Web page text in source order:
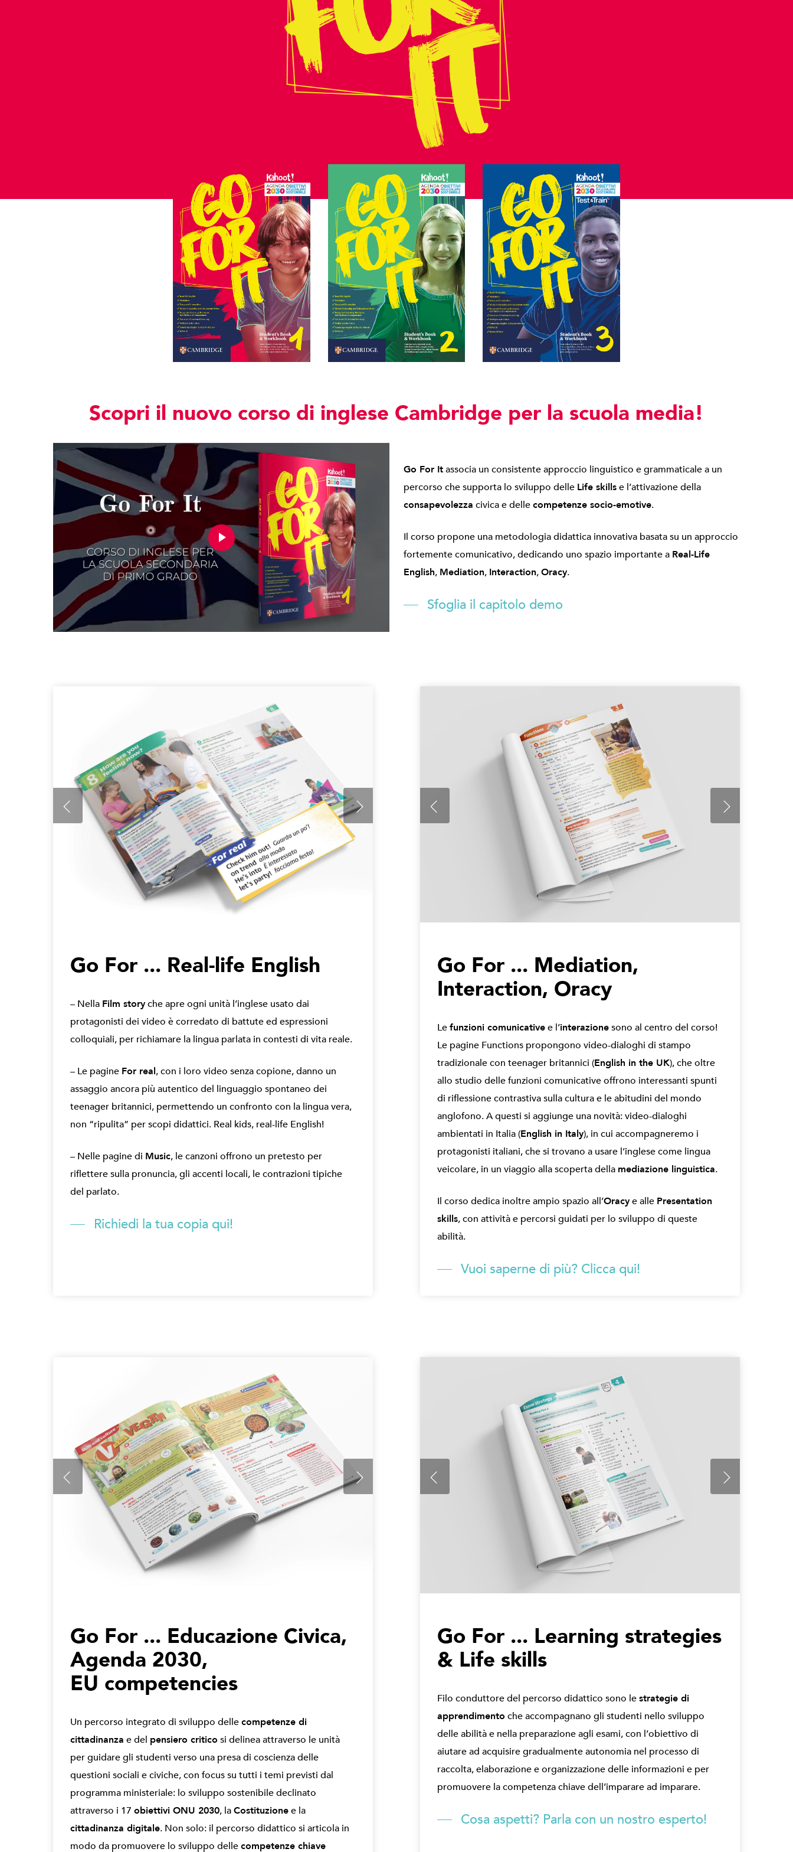
Scopri il nuovo corso di inglese Cambridge per la scuola media!
Play
Video
Go For Itassocia un consistente approccio linguistico e grammaticale a un
percorso che supporta lo sviluppo delle Life skillse l’attivazione della
consapevolezza civica e dellecompetenze socio-emotive.
Il corso propone una metodologia didattica innovativa basata su un approccio
fortemente comunicativo, dedicando uno spazio importante a Real-Life
English, Mediation, Interaction,Oracy.
Sfoglia il capitolo demo
Go For ... Real-life English
– Nella Film storyche apre ogni unità l’inglese usato dai
protagonisti dei video è corredato di battute ed espressioni
colloquiali, per richiamare la lingua parlata in contesti di vita reale.
– Le pagine For real, con i loro video senza copione, danno un
assaggio ancora più autentico del linguaggio spontaneo dei
teenager britannici, permettendo un confronto con la lingua vera,
non “ripulita” per scopi didattici. Real kids, real-life English!
– Nelle pagine di Music, le canzoni offrono un pretesto per
riflettere sulla pronuncia, gli accenti locali, le contrazioni tipiche
del parlato.
Richiedi la tua copia qui!
Go For ... Mediation,
Interaction, Oracy
Lefunzioni comunicativee l’interazionesono al centro del corso!
Le pagine Functions propongono video-dialoghi di stampo
tradizionale con teenager britannici (English in the UK), che oltre
allo studio delle funzioni comunicative offrono interessanti spunti
di riflessione contrastiva sulla cultura e le abitudini del mondo
anglofono. A questi si aggiunge una novità: video-dialoghi
ambientati in Italia (English in Italy), in cui accompagneremo i
protagonisti italiani, che si trovano a usare l’inglese come lingua
veicolare, in un viaggio alla scoperta della mediazione linguistica.
Il corso dedica inoltre ampio spazio all’Oracye alle Presentation
skills, con attività e percorsi guidati per lo sviluppo di queste
abilità.
Vuoi saperne di più? Clicca qui!
Go For ... Educazione Civica,
Agenda 2030,
EU competencies
Un percorso integrato di sviluppo dellecompetenze di
cittadinanza e del pensiero critico si delinea attraverso le unità
per guidare gli studenti verso una presa di coscienza delle
questioni sociali e civiche, con focus su tutti i temi previsti dal
programma ministeriale: lo sviluppo sostenibile declinato
attraverso i 17obiettivi ONU 2030, laCostituzionee la
cittadinanza digitale. Non solo: il percorso didattico si articola in
modo da promuovere lo sviluppo dellecompetenze chiave
Go For ... Learning strategies
& Life skills
Filo conduttore del percorso didattico sono lestrategie di
apprendimento che accompagnano gli studenti nello sviluppo
delle abilità e nella preparazione agli esami, con l’obiettivo di
aiutare ad acquisire gradualmente autonomia nel processo di
raccolta, elaborazione e organizzazione delle informazioni e per
promuovere la competenza chiave dell’imparare ad imparare.
Cosa aspetti? Parla con un nostro esperto!